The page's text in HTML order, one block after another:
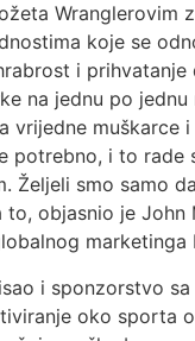
Wranglerovim
koje se
i prihvatanje
na jednu po jednu
vrijedne muškarce
potrebno, i to rade
Željeli smo samo
objasnio je John
marketinga
i sponzorstvo sa
oko sporta